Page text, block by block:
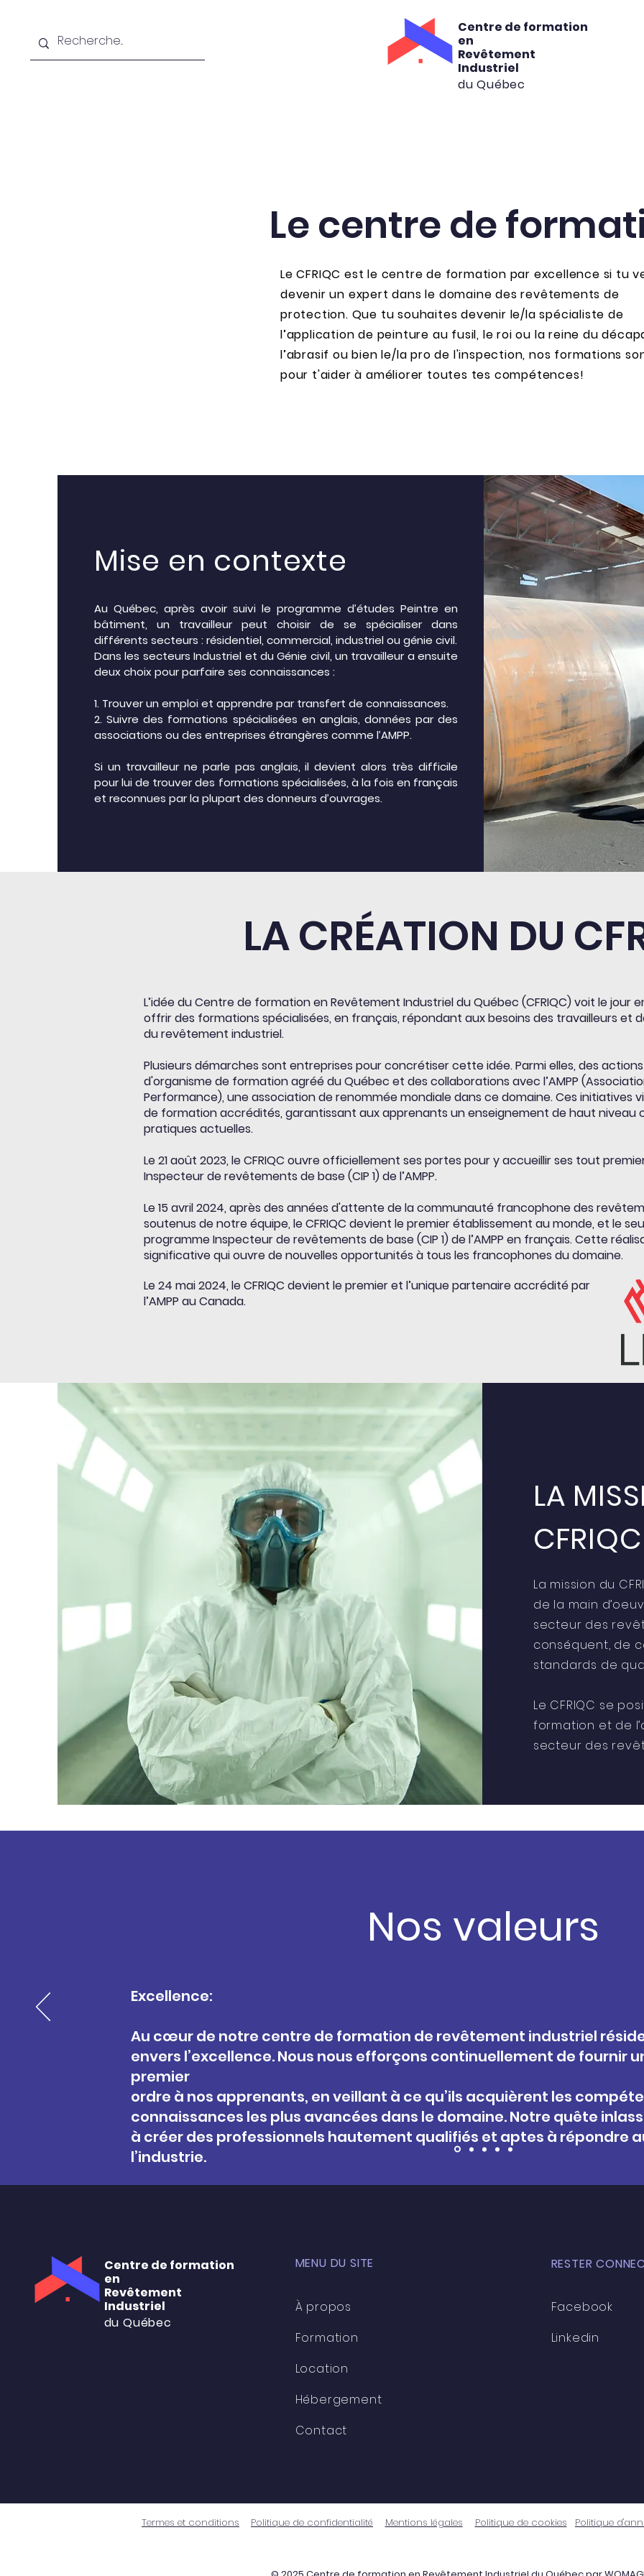
Centre de formation
en
Revêtement
Industriel
du Québec
Le centre de
Le CFRIQC est le centre de formation par excellence si tu
devenir un expert dans le domaine des revêtements de
protection. Que tu souhaites devenir le/la spécialiste de
l’application de peinture au fusil, le roi ou la reine du
l’abrasif ou bien le/la pro de l'inspection, nos formations
pour t'aider à améliorer toutes tes compétences!
Mise en contexte
Au Québec, après avoir suivi le programme d’études Peintre en
bâtiment, un travailleur peut choisir de se spécialiser dans
différents secteurs : résidentiel, commercial, industriel ou génie civil.
Dans les secteurs Industriel et du Génie civil, un travailleur a ensuite
deux choix pour parfaire ses connaissances :
1. Trouver un emploi et apprendre par transfert de connaissances.
2. Suivre des formations spécialisées en anglais, données par des
associations ou des entreprises étrangères comme l’AMPP.
Si un travailleur ne parle pas anglais, il devient alors très difficile
pour lui de trouver des formations spécialisées, à la fois en français
et reconnues par la plupart des donneurs d’ouvrages.
LA CRÉATION DU
L’idée du Centre de formation en Revêtement Industriel du Québec (CFRIQC) voit le jour
offrir des formations spécialisées, en français, répondant aux besoins des travailleurs et
du revêtement industriel.
Plusieurs démarches sont entreprises pour concrétiser cette idée. Parmi elles, des
d'organisme de formation agréé du Québec et des collaborations avec l’AMPP
Performance), une association de renommée mondiale dans ce domaine. Ces initiatives
de formation accrédités, garantissant aux apprenants un enseignement de haut niveau
pratiques actuelles.
Le 21 août 2023, le CFRIQC ouvre officiellement ses portes pour y accueillir ses tout
Inspecteur de revêtements de base (CIP 1) de l’AMPP.
Le 15 avril 2024, après des années d'attente de la communauté francophone des
soutenus de notre équipe, le CFRIQC devient le premier établissement au monde, et le
programme Inspecteur de revêtements de base (CIP 1) de l’AMPP en français. Cette
significative qui ouvre de nouvelles opportunités à tous les francophones du domaine.
Le 24 mai 2024, le CFRIQC devient le premier et l’unique partenaire accrédité par
l’AMPP au Canada.
LA
CFRIQC
La mission du
de la main
secteur des
conséquent, de
standards de
Le CFRIQC se
formation et de
secteur des
Nos valeurs
Excellence:
Au cœur de notre centre de formation de revêtement industriel
envers l’excellence. Nous nous efforçons continuellement de fournir
premier
ordre à nos apprenants, en veillant à ce qu’ils acquièrent les
connaissances les plus avancées dans le domaine. Notre quête
à créer des professionnels hautement qualifiés et aptes à répondre
l’industrie.
Centre de formation
en
Revêtement
Industriel
du Québec
MENU DU SITE
À propos
Formation
Location
Hébergement
Contact
RESTER
Facebook
Linkedin
Termes et conditions Politique de confidentialité Mentions légales Politique de cookies Politique